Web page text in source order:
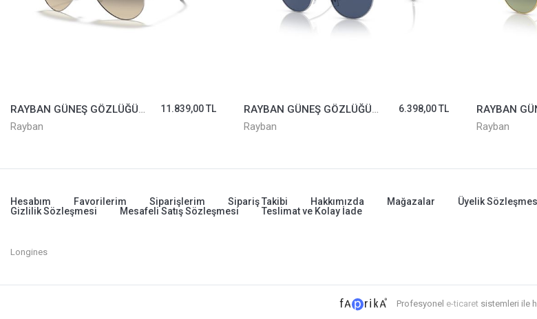
RAYBAN GÜNEŞ GÖZLÜĞÜ 3025-003/32*55
Rayban
11.839,00 TL
RAYBAN GÜNEŞ GÖZLÜĞÜ 9565-S-212/80*47
Rayban
6.398,00 TL
Rayban
Hesabım Favorilerim Siparişlerim Sipariş Takibi Hakkımızda Mağazalar
Üyelik
Gizlilik Sözleşmesi
Mesafeli Satış Sözleşmesi Teslimat ve Kolay İade
Longines
Profesyonel e-ticaretsistemleri ile